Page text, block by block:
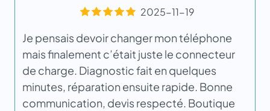
2025-11-19
Je pensais devoir changer mon téléphone
mais finalement c’était juste le connecteur
de charge. Diagnostic fait en quelques
minutes, réparation ensuite rapide. Bonne
communication, devis respecté. Boutique